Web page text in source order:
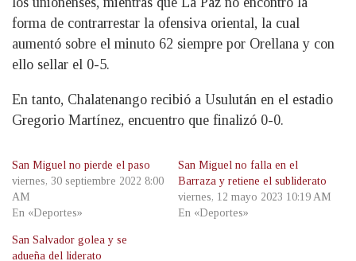
forma de contrarrestar la ofensiva oriental, la cual
aumentó sobre el minuto 62 siempre por Orellana y con
ello sellar el 0-5.
En tanto, Chalatenango recibió a Usulután en el estadio
Gregorio Martínez, encuentro que finalizó 0-0.
San Miguel no pierde el paso
viernes, 30 septiembre 2022 8:00
AM
En «Deportes»
San Miguel no falla en el
Barraza y retiene el subliderato
viernes, 12 mayo 2023 10:19 AM
En «Deportes»
San Salvador golea y se
adueña del liderato